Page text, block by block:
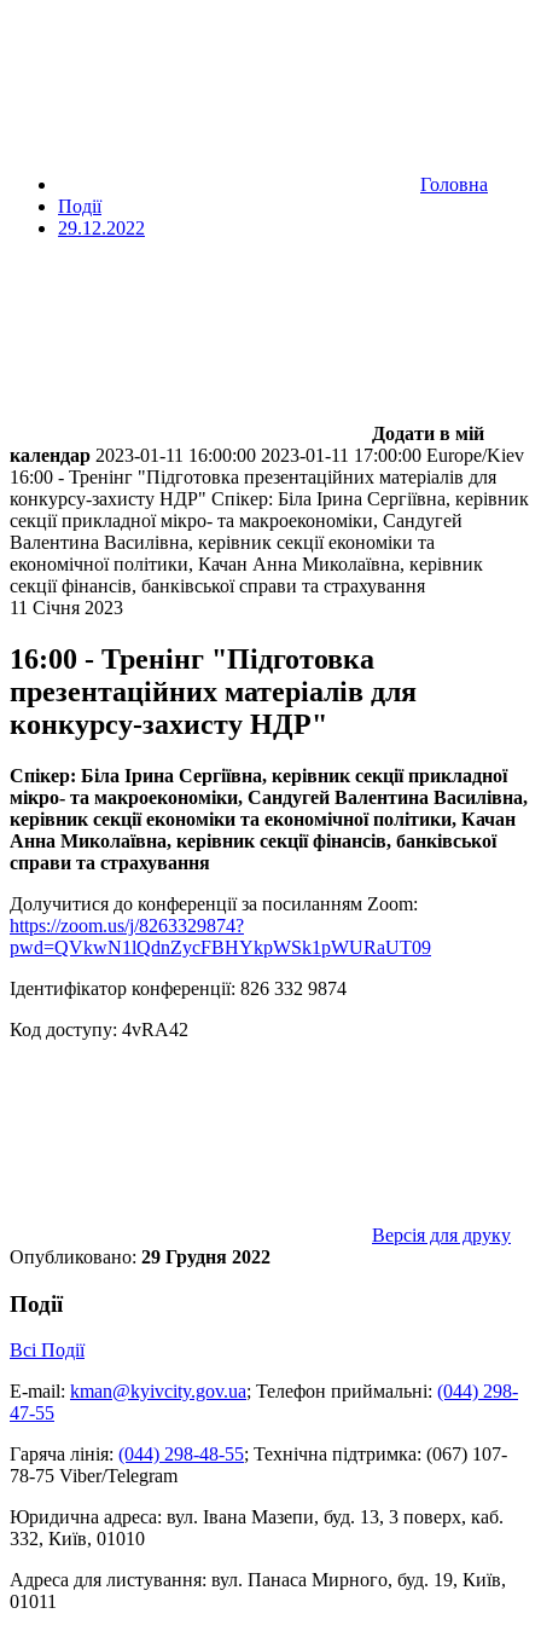
Головна
Події
29.12.2022
Додати в мій
календар 2023-01-11 16:00:00 2023-01-11 17:00:00 Europe/Kiev
16:00 - Тренінг "Підготовка презентаційних матеріалів для
конкурсу-захисту НДР" Спікер: Біла Ірина Сергіївна, керівник
секції прикладної мікро- та макроекономіки, Сандугей
Валентина Василівна, керівник секції економіки та
економічної політики, Качан Анна Миколаївна, керівник
секції фінансів, банківської справи та страхування
11 Січня 2023
16:00 - Тренінг "Підготовка
презентаційних матеріалів для
конкурсу-захисту НДР"
Спікер: Біла Ірина Сергіївна, керівник секції прикладної
мікро- та макроекономіки, Сандугей Валентина Василівна,
керівник секції економіки та економічної політики, Качан
Анна Миколаївна, керівник секції фінансів, банківської
справи та страхування
Долучитися до конференції за посиланням Zoom:
https://zoom.us/j/8263329874?
pwd=QVkwN1lQdnZycFBHYkpWSk1pWURaUT09
Ідентифікатор конференції: 826 332 9874
Код доступу: 4vRA42
Версія для друку
Опубликовано: 29 Грудня 2022
Події
Всі Події
E-mail: kman@kyivcity.gov.ua; Телефон приймальні: (044) 298-
47-55
Гаряча лінія: (044) 298-48-55; Технічна підтримка: (067) 107-
78-75 Viber/Telegram
Юридична адреса: вул. Івана Мазепи, буд. 13, 3 поверх, каб.
332, Київ, 01010
Адреса для листування: вул. Панаса Мирного, буд. 19, Київ,
01011